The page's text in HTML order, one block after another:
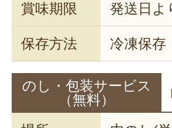
賞味期限 発送日よ
保存方法 冷凍保存
のし・包装サービス
（無料）